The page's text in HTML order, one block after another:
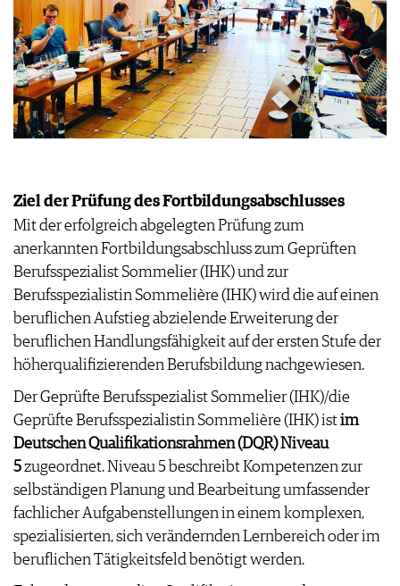
ABO
AUSGABE
ARCHIV
VORTEILSWELT
BÜCHER
WEINSZENE
PORTRAITS
VINOPHILES
ARCHIV
ANMELDEN
AWARDS
GEWINNSPIELE
VORTEILSWELT
TRINKREIFETABELLE
NEWSLETTER
WINE TRADE CLUB
REDAKTION
JOBS
WERBUNG
PRESSE
IMPRESSUM
AGB & DATENSCHUTZ
FAQ
Ziel der Prüfung des Fortbildungsabschlusses
Mit der erfolgreich abgelegten Prüfung zum
anerkannten Fortbildungsabschluss zum Geprüften
Berufsspezialist Sommelier (IHK) und zur
Berufsspezialistin Sommelière (IHK) wird die auf einen
beruflichen Aufstieg abzielende Erweiterung der
beruflichen Handlungsfähigkeit auf der ersten Stufe der
höherqualifizierenden Berufsbildung nachgewiesen.
Der Geprüfte Berufsspezialist Sommelier (IHK)/die
Geprüfte Berufsspezialistin Sommelière (IHK) istim
Deutschen Qualifikationsrahmen (DQR) Niveau
5zugeordnet. Niveau 5 beschreibt Kompetenzen zur
selbständigen Planung und Bearbeitung umfassender
fachlicher Aufgabenstellungen in einem komplexen,
spezialisierten, sich verändernden Lernbereich oder im
beruflichen Tätigkeitsfeld benötigt werden.